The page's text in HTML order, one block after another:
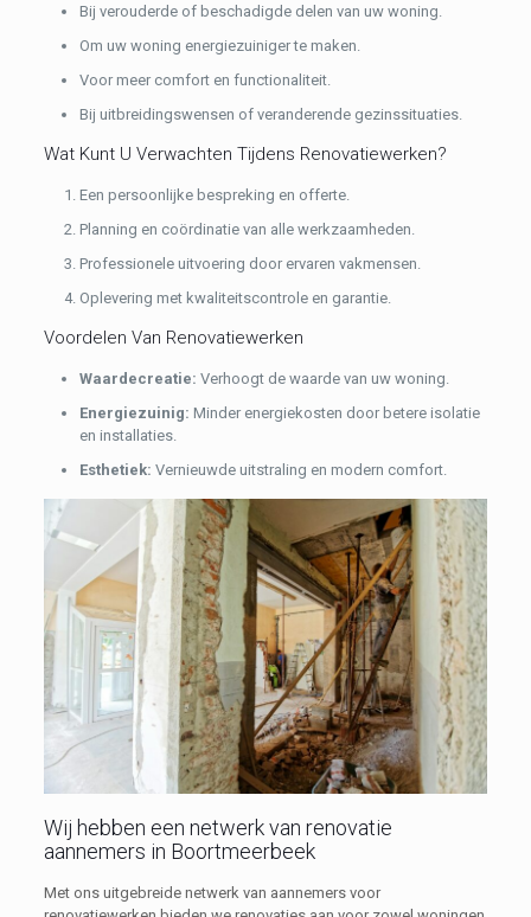
Bij verouderde of beschadigde delen van uw woning.
Om uw woning energiezuiniger te maken.
Voor meer comfort en functionaliteit.
Bij uitbreidingswensen of veranderende gezinssituaties.
Wat Kunt U Verwachten Tijdens Renovatiewerken?
Een persoonlijke bespreking en offerte.
Planning en coördinatie van alle werkzaamheden.
Professionele uitvoering door ervaren vakmensen.
Oplevering met kwaliteitscontrole en garantie.
Voordelen Van Renovatiewerken
Waardecreatie: Verhoogt de waarde van uw woning.
Energiezuinig: Minder energiekosten door betere isolatie
en installaties.
Esthetiek: Vernieuwde uitstraling en modern comfort.
Wij hebben een netwerk van renovatie
aannemers in Boortmeerbeek
Met ons uitgebreide netwerk van aannemers voor